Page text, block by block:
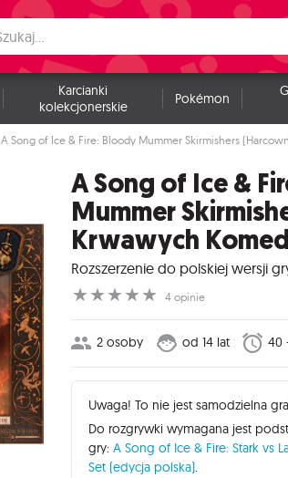
Karcianki
kolekcjonerskie
Pokémon
A Song of Ice & Fire: Bloody Mummer Skirmishers
A Song of Ice &
Mummer
Krwawych
Rozszerzenie do polskiej wersji
☆
☆
☆
☆
☆ 4 opinie
2 osoby od 14 lat 40
Uwaga! To nie jest samodzielna
Do rozgrywki wymagana jest
gry:A Song of Ice & Fire: Stark vs
Set (edycja polska).